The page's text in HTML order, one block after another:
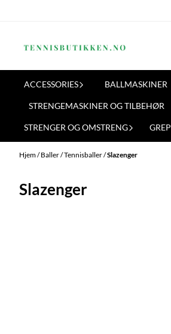
ACCESSORIES BALLMASKINER
STRENGEMASKINER OG TILBEHØR
STRENGER OG OMSTRENG GREP
Hjem/Baller/Tennisballer/Slazenger
Slazenger